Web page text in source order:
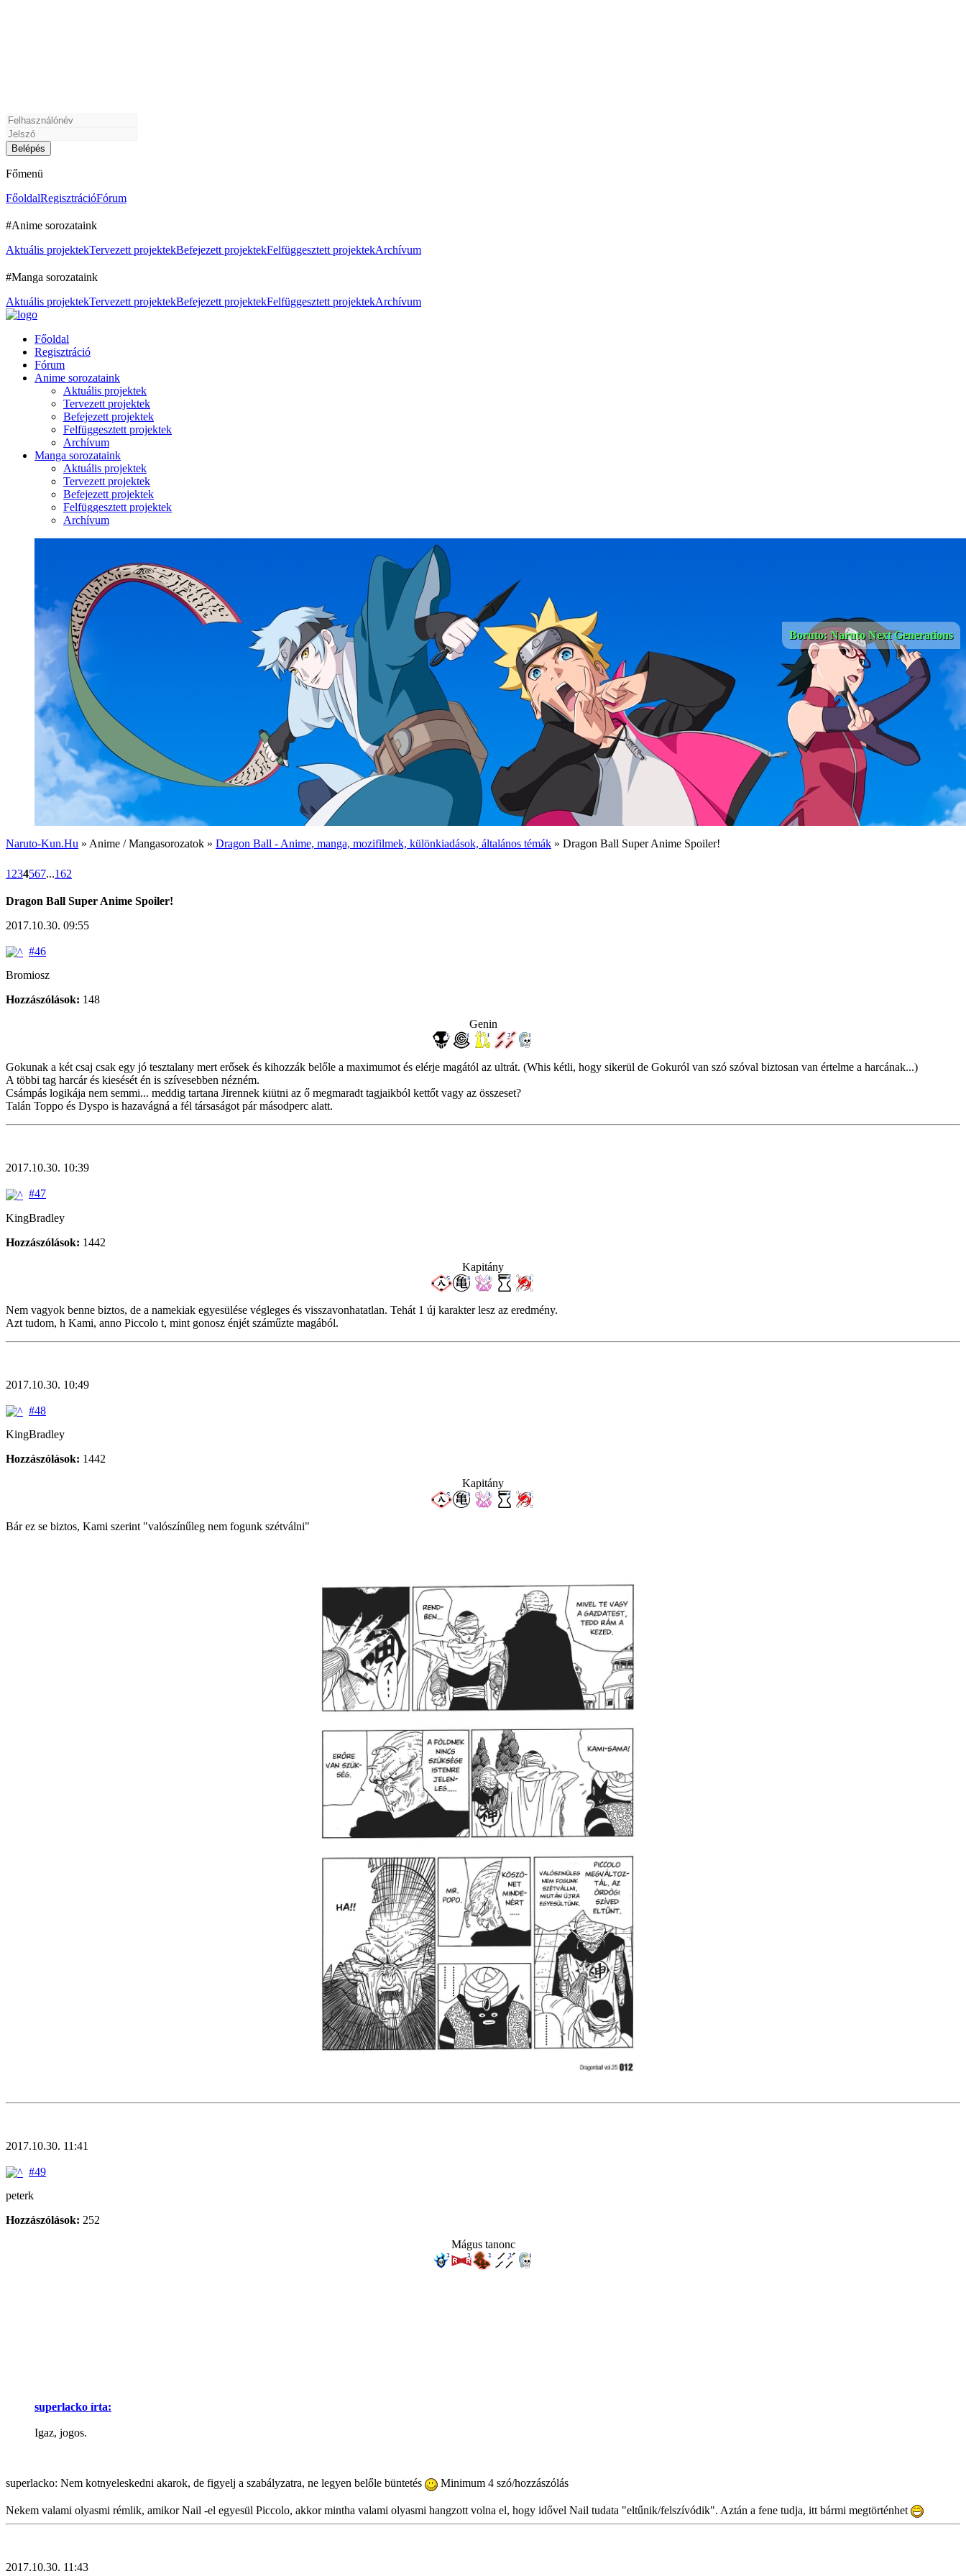
Főmenü
FőoldalRegisztrációFórum
#Anime sorozataink
Aktuális projektekTervezett projektekBefejezett projektekFelfüggesztett projektekArchívum
#Manga sorozataink
Aktuális projektekTervezett projektekBefejezett projektekFelfüggesztett projektekArchívum
Főoldal
Regisztráció
Fórum
Anime sorozataink
Aktuális projektek
Tervezett projektek
Befejezett projektek
Felfüggesztett projektek
Archívum
Manga sorozataink
Aktuális projektek
Tervezett projektek
Befejezett projektek
Felfüggesztett projektek
Archívum
Boruto: Naruto Next Generations
Naruto-Kun.Hu » Anime / Mangasorozatok » Dragon Ball - Anime, manga, mozifilmek, különkiadások, általános témák » Dragon Ball Super Anime Spoiler!
1 234567...162
Dragon Ball Super Anime Spoiler!
2017.10.30. 09:55
#46
Bromiosz
Hozzászólások: 148
Genin
Gokunak a két csaj csak egy jó tesztalany mert erősek és kihozzák belőle a maximumot és elérje magától az ultrát. (Whis kétli, hogy sikerül de Gokuról van szó szóval biztosan van értelme a harcának...)
A többi tag harcár és kiesését én is szívesebben nézném.
Csámpás logikája nem semmi... meddig tartana Jirennek kiütni az ő megmaradt tagjaikból kettőt vagy az összeset?
Talán Toppo és Dyspo is hazavágná a fél társaságot pár másodperc alatt.
2017.10.30. 10:39
#47
KingBradley
Hozzászólások: 1442
Kapitány
Nem vagyok benne biztos, de a namekiak egyesülése végleges és visszavonhatatlan. Tehát 1 új karakter lesz az eredmény.
Azt tudom, h Kami, anno Piccolo t, mint gonosz énjét száműzte magából.
2017.10.30. 10:49
#48
KingBradley
Hozzászólások: 1442
Kapitány
Bár ez se biztos, Kami szerint "valószínűleg nem fogunk szétválni"
2017.10.30. 11:41
#49
peterk
Hozzászólások: 252
Mágus tanonc
superlacko írta:
Igaz, jogos.
superlacko: Nem kotnyeleskedni akarok, de figyelj a szabályzatra, ne legyen belőle büntetés Minimum 4 szó/hozzászólás
Nekem valami olyasmi rémlik, amikor Nail -el egyesül Piccolo, akkor mintha valami olyasmi hangzott volna el, hogy idővel Nail tudata "eltűnik/felszívódik". Aztán a fene tudja, itt bármi megtörténhet
2017.10.30. 11:43